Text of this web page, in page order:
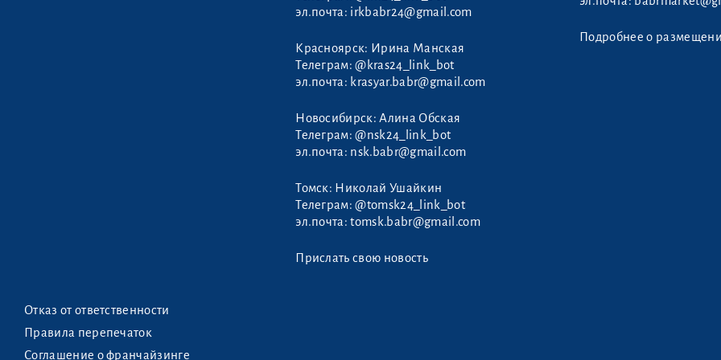
эл.почта: irkbabr24@gmail.com
Красноярск: Ирина Манская
Телеграм:@kras24_link_bot
эл.почта: krasyar.babr@gmail.com
Новосибирск: Алина Обская
Телеграм:@nsk24_link_bot
эл.почта: nsk.babr@gmail.com
Томск: Николай Ушайкин
Телеграм:@tomsk24_link_bot
эл.почта:tomsk.babr@gmail.com
Прислать свою новость
Подробнее о
Отказ от ответственности
Правила перепечаток
Соглашение о франчайзинге